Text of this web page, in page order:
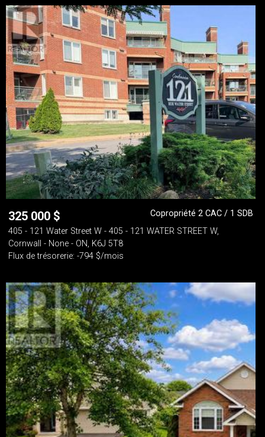
325 000 $
Copropriété 2 CAC / 1 SDB
405 - 121 Water Street W - 405 - 121 WATER STREET W,
Cornwall - None - ON, K6J 5T8
Flux de trésorerie: -794 $/mois